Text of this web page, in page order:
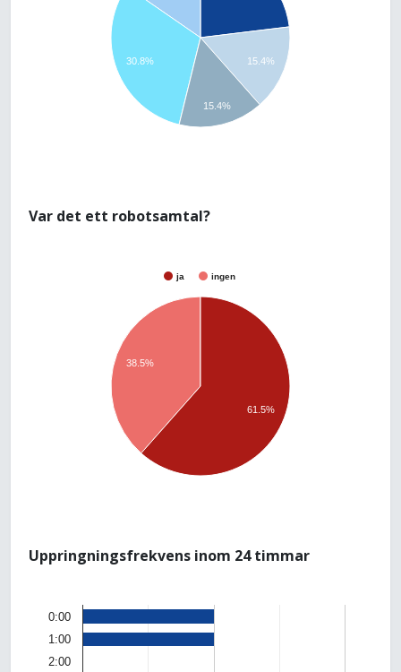
15.4%
30.8%
15.4%
Var det ett robotsamtal?
ja ingen
38.5%
61.5%
Uppringningsfrekvens inom 24 timmar
0:00
1:00
2:00